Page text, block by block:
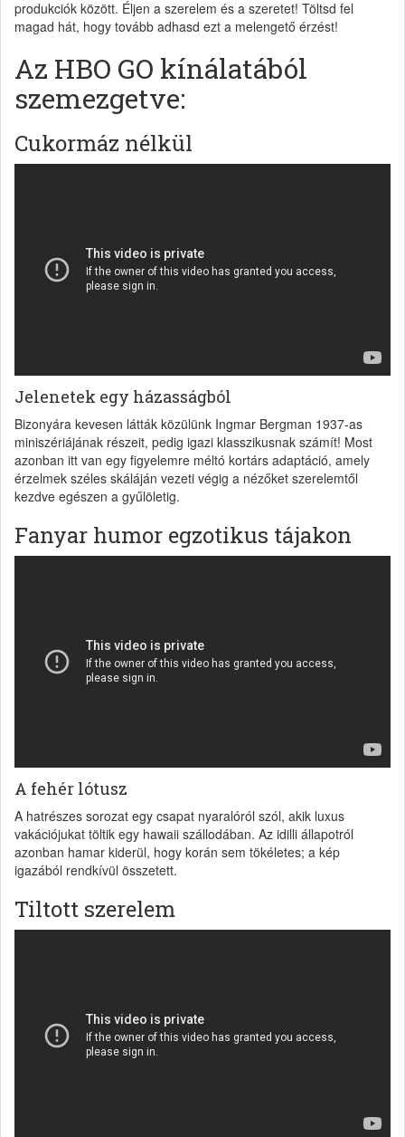
produkciók között. Éljen a szerelem és a szeretet! Töltsd fel
magad hát, hogy tovább adhasd ezt a melengető érzést!
Az HBO GO kínálatából
szemezgetve:
Cukormáz nélkül
Jelenetek egy házasságból
Bizonyára kevesen látták közülünk Ingmar Bergman 1937-as
miniszériájának részeit, pedig igazi klasszikusnak számít! Most
azonban itt van egy figyelemre méltó kortárs adaptáció, amely
érzelmek széles skáláján vezeti végig a nézőket szerelemtől
kezdve egészen a gyűlöletig.
Fanyar humor egzotikus tájakon
A fehér lótusz
A hatrészes sorozat egy csapat nyaralóról szól, akik luxus
vakációjukat töltik egy hawaii szállodában. Az idilli állapotról
azonban hamar kiderül, hogy korán sem tökéletes; a kép
igazából rendkívül összetett.
Tiltott szerelem